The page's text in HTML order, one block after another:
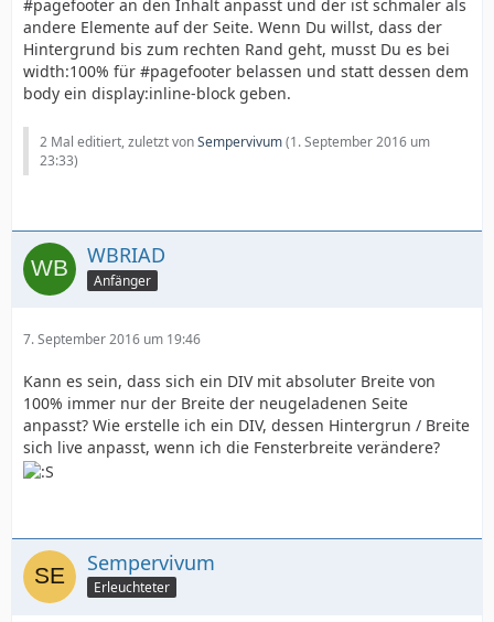
#pagefooter an den Inhalt anpasst und der ist schmaler als
andere Elemente auf der Seite. Wenn Du willst, dass der
Hintergrund bis zum rechten Rand geht, musst Du es bei
width:100% für #pagefooter belassen und statt dessen dem
body ein display:inline-block geben.
2 Mal editiert, zuletzt vonSempervivum(1. September 2016 um
23:33)
WBRIAD
Anfänger
7. September 2016 um 19:46
Kann es sein, dass sich ein DIV mit absoluter Breite von
100% immer nur der Breite der neugeladenen Seite
anpasst? Wie erstelle ich ein DIV, dessen Hintergrun / Breite
sich live anpasst, wenn ich die Fensterbreite verändere?
Sempervivum
Erleuchteter